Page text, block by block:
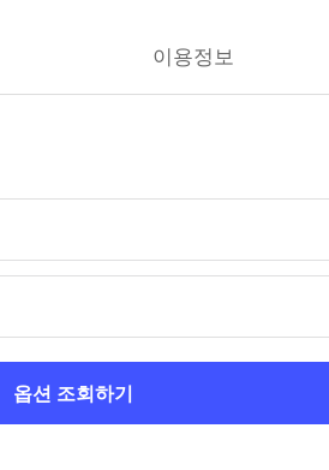
이용정보
옵션 조회하기